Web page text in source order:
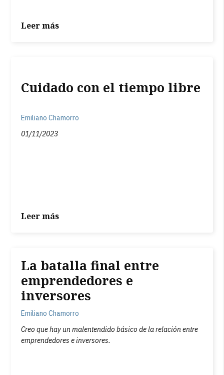
Leer más
Cuidado con el tiempo libre
Emiliano Chamorro
01/11/2023
Leer más
La batalla final entre
emprendedores e
inversores
Emiliano Chamorro
Creo que hay un malentendido básico de la relación entre
emprendedores e inversores.